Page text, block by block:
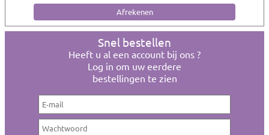
Snel bestellen
Heeft u al een account bij ons ?
Log in om uw eerdere
bestellingen te zien